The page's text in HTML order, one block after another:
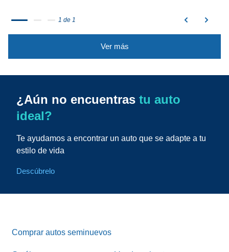
1 de 1
Ver más
¿Aún no encuentras tu auto
ideal?
Te ayudamos a encontrar un auto que se adapte a tu
estilo de vida
Descúbrelo
Comprar autos seminuevos